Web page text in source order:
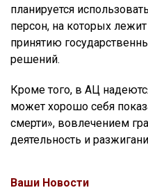
планируется
персон, на которых
принятию
решений.
Кроме того, в АЦ
может хорошо себя
смерти», вовлечением
деятельность и
Ваши Новости